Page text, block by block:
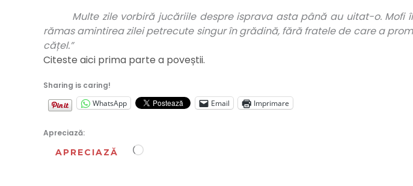
Multe zile vorbiră jucăriile despre isprava asta până au uitat-o.
rămas amintirea zilei petrecute singur în grădină, fără fratele de care a
cățel.”
Citeste aici prima parte a poveștii.
Sharing is caring!
WhatsApp
Email Imprimare
Apreciază:
APRECIAZĂ Încarc...